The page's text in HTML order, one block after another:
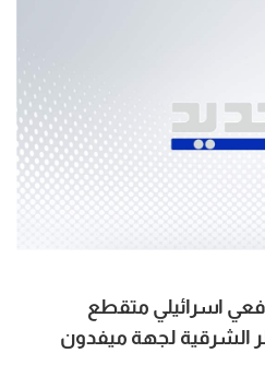
اسرائيلي متقطع
الشرقية لجهة ميفدون